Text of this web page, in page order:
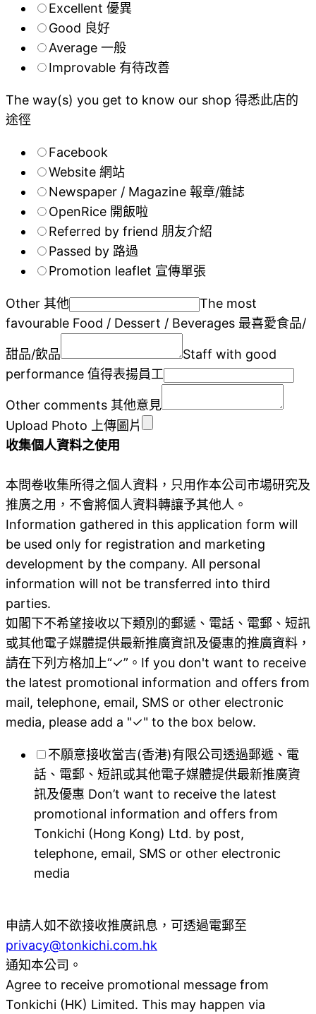
Excellent 優異
Good 良好
Average 一般
Improvable 有待改善
The way(s) you get to know our shop 得悉此店的
途徑
Facebook
Website 網站
Newspaper / Magazine 報章/雜誌
OpenRice 開飯啦
Referred by friend 朋友介紹
Passed by 路過
Promotion leaflet 宣傳單張
Other 其他
The most
favourable Food / Dessert / Beverages 最喜愛食品/
甜品/飲品
Staff with good
performance 值得表揚員工
Other comments 其他意見
Upload Photo 上傳圖片
收集個人資料之使用
本問卷收集所得之個人資料，只用作本公司市場研究及
推廣之用，不會將個人資料轉讓予其他人。
Information gathered in this application form will
be used only for registration and marketing
development by the company. All personal
information will not be transferred into third
parties.
如閣下不希望接收以下類別的郵遞、電話、電郵、短訊
或其他電子媒體提供最新推廣資訊及優惠的推廣資料，
請在下列方格加上“✓”。If you don't want to receive
the latest promotional information and offers from
mail, telephone, email, SMS or other electronic
media, please add a "✓" to the box below.
不願意接收當吉(香港)有限公司透過郵遞、電
話、電郵、短訊或其他電子媒體提供最新推廣資
訊及優惠 Don’t want to receive the latest
promotional information and offers from
Tonkichi (Hong Kong) Ltd. by post,
telephone, email, SMS or other electronic
media
申請人如不欲接收推廣訊息，可透過電郵至
privacy@tonkichi.com.hk
通知本公司。
Agree to receive promotional message from
Tonkichi (HK) Limited. This may happen via